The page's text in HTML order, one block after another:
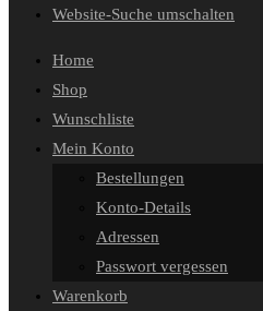
Website-Suche umschalten
Home
Shop
Wunschliste
Mein Konto
Bestellungen
Konto-Details
Adressen
Passwort vergessen
Warenkorb